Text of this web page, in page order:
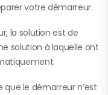
votre démarreur.
la solution est de
solution à laquelle ont
que le démarreur n’est